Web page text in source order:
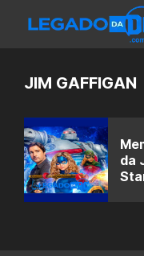
JIM GAFFIGAN
da